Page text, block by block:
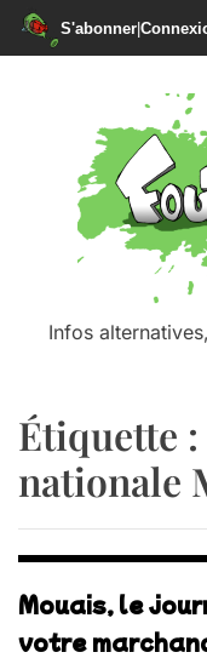
S'abonner|
Infos
Étiquette :
nationale
Mouais, le
votre